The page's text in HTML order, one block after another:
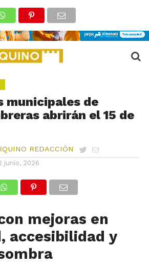
municipales de
abrirán el 15 de
REDACCIÓN
junio, 2026
mejoras en
accesibilidad y